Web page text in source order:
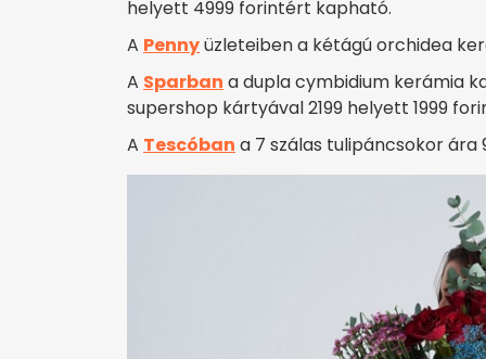
helyett 4999 forintért kapható.
A Pennyüzleteiben a kétágú orchidea
A Sparban a dupla cymbidium kerámia
supershop kártyával 2199 helyett 1999
A Tescóban a 7 szálas tulipáncsokor ára